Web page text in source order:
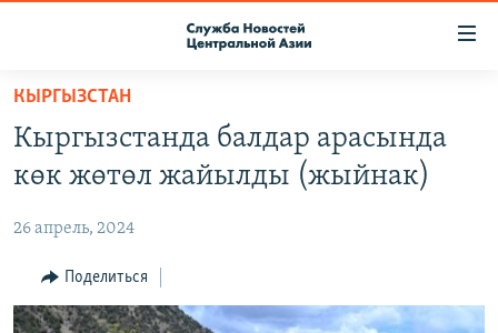
Вернуться
основному
содержанию
навигации
Вернутся
ПОДПИСКА
RFE/RL ДИРЕКТ
НАСТОЯЩЕЕ ВРЕМЯ
МИГРАНТ МЕДИА
КЫРГЫЗСТАН
Кыргызстанда балдар арасында
көк жөтөл жайылды (жыйнак)
26 апрель, 2024
Поделиться